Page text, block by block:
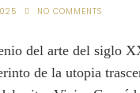
NO COMMENTS